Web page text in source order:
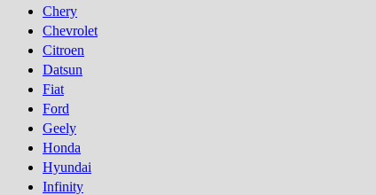
Chery
Chevrolet
Citroen
Datsun
Fiat
Ford
Geely
Honda
Hyundai
Infinity